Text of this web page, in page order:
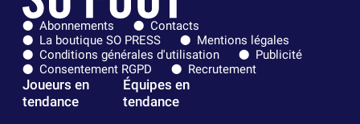
Abonnements
Contacts
La boutique SO PRESS
Mentions légales
Conditions générales d'utilisation
Publicité
Consentement RGPD
Recrutement
Joueurs en
tendance
Équipes en
tendance